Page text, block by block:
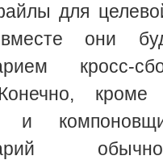
для
они
кросс-
кроме
и